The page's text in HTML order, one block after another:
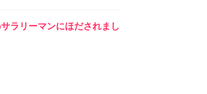
ラリーマンにほだされまし